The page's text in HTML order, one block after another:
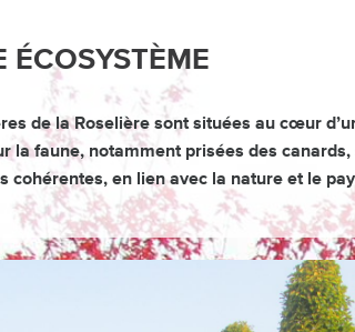
ÉCOSYSTÈME
de la Roselière sont situées au cœur
la faune, notamment prisées des
cohérentes, en lien avec la nature et le
est le produit d’un environnement